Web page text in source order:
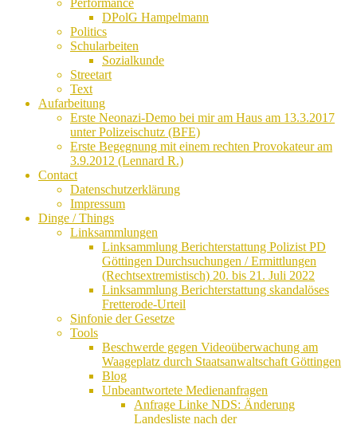
Performance
DPolG Hampelmann
Politics
Schularbeiten
Sozialkunde
Streetart
Text
Aufarbeitung
Erste Neonazi-Demo bei mir am Haus am 13.3.2017
unter Polizeischutz (BFE)
Erste Begegnung mit einem rechten Provokateur am
3.9.2012 (Lennard R.)
Contact
Datenschutzerklärung
Impressum
Dinge / Things
Linksammlungen
Linksammlung Berichterstattung Polizist PD
Göttingen Durchsuchungen / Ermittlungen
(Rechtsextremistisch) 20. bis 21. Juli 2022
Linksammlung Berichterstattung skandalöses
Fretterode-Urteil
Sinfonie der Gesetze
Tools
Beschwerde gegen Videoüberwachung am
Waageplatz durch Staatsanwaltschaft Göttingen
Blog
Unbeantwortete Medienanfragen
Anfrage Linke NDS: Änderung
Landesliste nach der